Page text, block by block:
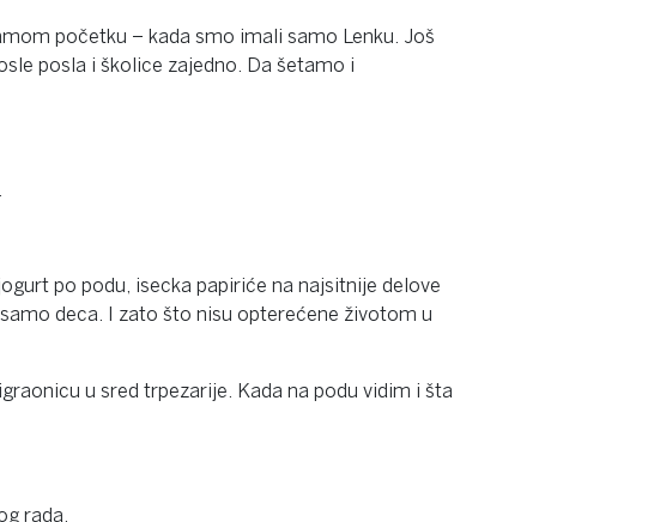
početku – kada smo imali samo Lenku. Još
posla i školice zajedno. Da šetamo i
po podu, isecka papiriće na najsitnije delove
deca. I zato što nisu opterećene životom u
u sred trpezarije. Kada na podu vidim i šta
rada.